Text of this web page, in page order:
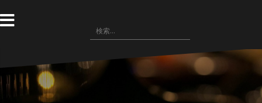
ン
テ
へ
ス
検
索: